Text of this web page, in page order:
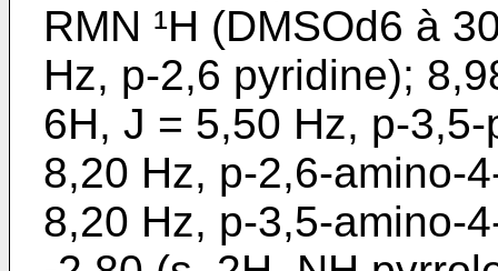
RMN ¹H (DMSOd6 à
Hz, p-2,6 pyridine);
6H, J = 5,50 Hz, p-
8,20 Hz, p-2,6-amino-
8,20 Hz, p-3,5-amino-